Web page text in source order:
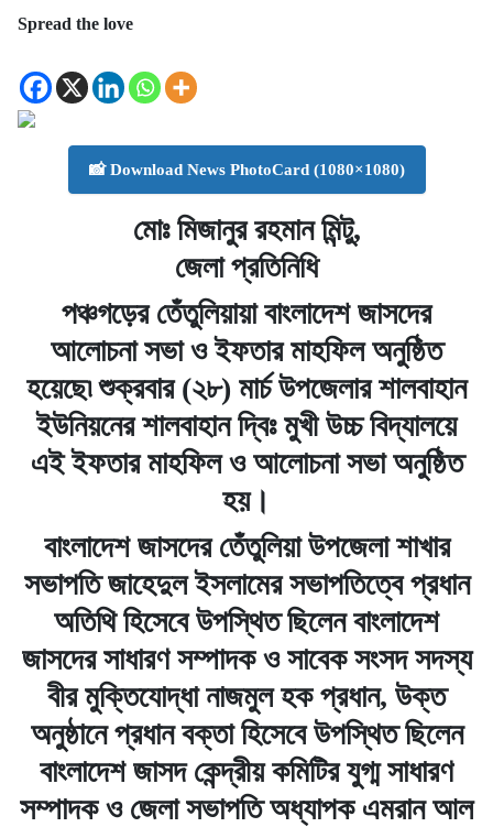
Spread the love
📸 Download News PhotoCard (1080×1080)
মোঃ মিজানুর রহমান মিন্টু,
জেলা প্রতিনিধি
পঞ্চগড়ের তেঁতুলিয়ায়া বাংলাদেশ জাসদের
আলোচনা সভা ও ইফতার মাহফিল অনুষ্ঠিত
হয়েছে৷ শুক্রবার (২৮) মার্চ উপজেলার শালবাহান
ইউনিয়নের শালবাহান দ্বিঃ মুখী উচ্চ বিদ্যালয়ে
এই ইফতার মাহফিল ও আলোচনা সভা অনুষ্ঠিত
হয়।
বাংলাদেশ জাসদের তেঁতুলিয়া উপজেলা শাখার
সভাপতি জাহেদুল ইসলামের সভাপতিত্বে প্রধান
অতিথি হিসেবে উপস্থিত ছিলেন বাংলাদেশ
জাসদের সাধারণ সম্পাদক ও সাবেক সংসদ সদস্য
বীর মুক্তিযোদ্ধা নাজমুল হক প্রধান, উক্ত
অনুষ্ঠানে প্রধান বক্তা হিসেবে উপস্থিত ছিলেন
বাংলাদেশ জাসদ কেন্দ্রীয় কমিটির যুগ্ম সাধারণ
সম্পাদক ও জেলা সভাপতি অধ্যাপক এমরান আল